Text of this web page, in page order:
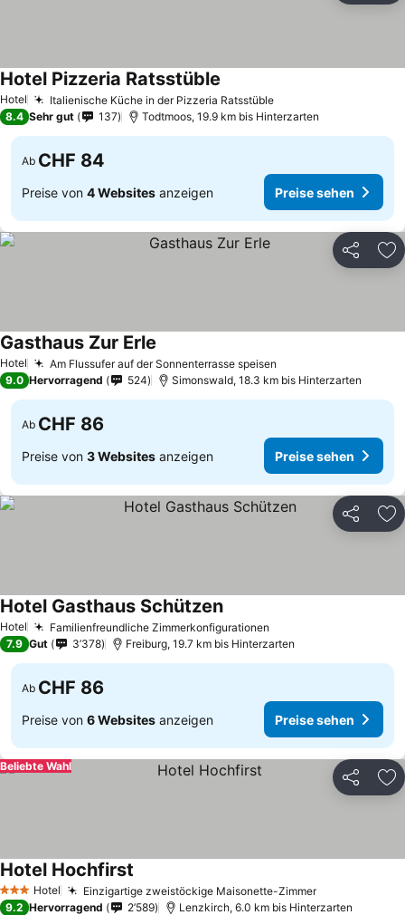
Hotel Italienische Küche in der Pizzeria Ratsstüble
Hotel Pizzeria Ratsstüble
8.4 Sehr gut 137 Todtmoos, 19.9 km bis Hinterzarten
Ab CHF 84
Preise von 4 Websites anzeigen Preise sehen
Teilen
Hotel Am Flussufer auf der Sonnenterrasse speisen
Gasthaus Zur Erle
9.0 Hervorragend 524 Simonswald, 18.3 km bis Hinterzarten
Ab CHF 86
Preise von 3 Websites anzeigen Preise sehen
Teilen
Hotel Familienfreundliche Zimmerkonfigurationen
Hotel Gasthaus Schützen
7.9 Gut 3’378 Freiburg, 19.7 km bis Hinterzarten
Ab CHF 86
Preise von 6 Websites anzeigen Preise sehen
Teilen
Beliebte Wahl
3 SterneHotel Einzigartige zweistöckige Maisonette-Zimmer
Hotel Hochfirst
9.2 Hervorragend 2’589 Lenzkirch, 6.0 km bis Hinterzarten